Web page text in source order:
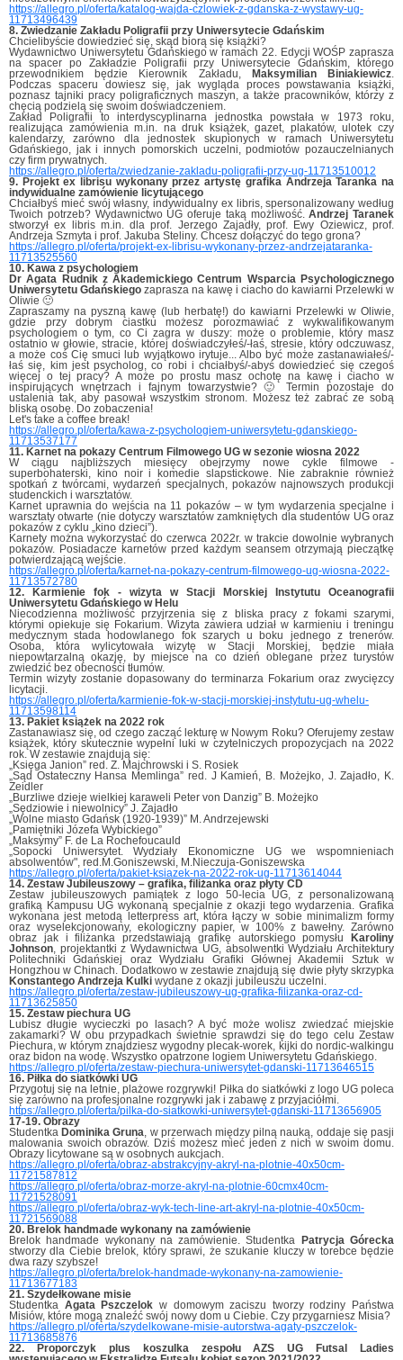
https://allegro.pl/oferta/katalog-wajda-czlowiek-z-gdanska-z-wystawy-ug-
11713496439
8. Zwiedzanie Zakładu Poligrafii przy Uniwersytecie Gdańskim
Chcielibyście dowiedzieć się, skąd biorą się książki?
Wydawnictwo Uniwersytetu Gdańskiego w ramach 22. Edycji WOŚP zaprasza
na spacer po Zakładzie Poligrafii przy Uniwersytecie Gdańskim, którego
przewodnikiem będzie Kierownik Zakładu,
Maksymilian Biniakiewicz.
Podczas spaceru dowiesz się, jak wygląda proces powstawania książki,
poznasz tajniki pracy poligraficznych maszyn, a także pracowników, którzy z
chęcią podzielą się swoim doświadczeniem.
Zakład Poligrafii to interdyscyplinarna jednostka powstała w 1973 roku,
realizująca zamówienia m.in. na druk książek, gazet, plakatów, ulotek czy
kalendarzy, zarówno dla jednostek skupionych w ramach Uniwersytetu
Gdańskiego, jak i innych pomorskich uczelni, podmiotów pozauczelnianych
czy firm prywatnych.
https://allegro.pl/oferta/zwiedzanie-zakladu-poligrafii-przy-ug-11713510012
9. Projekt ex librisu wykonany przez artystę grafika Andrzeja Taranka na
indywidualne zamówienie licytującego
Chciałbyś mieć swój własny, indywidualny ex libris, spersonalizowany według
Twoich potrzeb? Wydawnictwo UG oferuje taką możliwość.Andrzej Taranek
stworzył ex libris m.in. dla prof. Jerzego Zajadły, prof. Ewy Oziewicz, prof.
Andrzeja Szmyta i prof. Jakuba Steliny. Chcesz dołączyć do tego grona?
https://allegro.pl/oferta/projekt-ex-librisu-wykonany-przez-andrzejataranka-
11713525560
10. Kawa z psychologiem
Dr Agata Rudnik z Akademickiego Centrum Wsparcia Psychologicznego
Uniwersytetu Gdańskiego zaprasza na kawę i ciacho do kawiarni Przelewki w
Oliwie 🙂
Zapraszamy na pyszną kawę (lub herbatę!) do kawiarni Przelewki w Oliwie,
gdzie przy dobrym ciastku możesz porozmawiać z wykwalifikowanym
psychologiem o tym, co Ci zagra w duszy: może o problemie, który masz
ostatnio w głowie, stracie, której doświadczyłeś/-łaś, stresie, który odczuwasz,
a może coś Cię smuci lub wyjątkowo irytuje... Albo być może zastanawiałeś/-
łaś się, kim jest psycholog, co robi i chciałbyś/-abyś dowiedzieć się czegoś
więcej o tej pracy? A może po prostu masz ochotę na kawę i ciacho w
inspirujących wnętrzach i fajnym towarzystwie? 🙂 Termin pozostaje do
ustalenia tak, aby pasował wszystkim stronom. Możesz też zabrać ze sobą
bliską osobę. Do zobaczenia!
Let's take a coffee break!
https://allegro.pl/oferta/kawa-z-psychologiem-uniwersytetu-gdanskiego-
11713537177
11. Karnet na pokazy Centrum Filmowego UG w sezonie wiosna 2022
W ciągu najbliższych miesięcy obejrzymy nowe cykle filmowe -
superbohaterski, kino noir i komedie slapstickowe. Nie zabraknie również
spotkań z twórcami, wydarzeń specjalnych, pokazów najnowszych produkcji
studenckich i warsztatów.
Karnet uprawnia do wejścia na 11 pokazów – w tym wydarzenia specjalne i
warsztaty otwarte (nie dotyczy warsztatów zamkniętych dla studentów UG oraz
pokazów z cyklu „kino dzieci”).
Karnety można wykorzystać do czerwca 2022r. w trakcie dowolnie wybranych
pokazów. Posiadacze karnetów przed każdym seansem otrzymają pieczątkę
potwierdzającą wejście.
https://allegro.pl/oferta/karnet-na-pokazy-centrum-filmowego-ug-wiosna-2022-
11713572780
12. Karmienie fok - wizyta w Stacji Morskiej Instytutu Oceanografii
Uniwersytetu Gdańskiego w Helu
Niecodzienna możliwość przyjrzenia się z bliska pracy z fokami szarymi,
którymi opiekuje się Fokarium. Wizyta zawiera udział w karmieniu i treningu
medycznym stada hodowlanego fok szarych u boku jednego z trenerów.
Osoba, która wylicytowała wizytę w Stacji Morskiej, będzie miała
niepowtarzalną okazję, by miejsce na co dzień oblegane przez turystów
zwiedzić bez obecności tłumów.
Termin wizyty zostanie dopasowany do terminarza Fokarium oraz zwycięzcy
licytacji.
https://allegro.pl/oferta/karmienie-fok-w-stacji-morskiej-instytutu-ug-whelu-
11713598114
13. Pakiet książek na 2022 rok
Zastanawiasz się, od czego zacząć lekturę w Nowym Roku? Oferujemy zestaw
książek, który skutecznie wypełni luki w czytelniczych propozycjach na 2022
rok. W zestawie znajdują się:
„Księga Janion” red. Z. Majchrowski i S. Rosiek
„Sąd Ostateczny Hansa Memlinga” red. J Kamień, B. Możejko, J. Zajadło, K.
Zeidler
„Burzliwe dzieje wielkiej karaweli Peter von Danzig” B. Możejko
„Sędziowie i niewolnicy” J. Zajadło
„Wolne miasto Gdańsk (1920-1939)” M. Andrzejewski
„Pamiętniki Józefa Wybickiego”
„Maksymy” F. de La Rochefoucauld
„Sopocki Uniwersytet. Wydziały Ekonomiczne UG we wspomnieniach
absolwentów", red.M.Goniszewski, M.Nieczuja-Goniszewska
https://allegro.pl/oferta/pakiet-ksiazek-na-2022-rok-ug-11713614044
14. Zestaw Jubileuszowy – grafika, filiżanka oraz płyty CD
Zestaw jubileuszowych pamiątek z logo 50-lecia UG, z personalizowaną
grafiką Kampusu UG wykonaną specjalnie z okazji tego wydarzenia. Grafika
wykonana jest metodą letterpress art, która łączy w sobie minimalizm formy
oraz wyselekcjonowany, ekologiczny papier, w 100% z bawełny. Zarówno
obraz jak i filiżanka przedstawiają grafikę autorskiego pomysłu
Karoliny
Johnson, projektantki z Wydawnictwa UG, absolwentki Wydziału Architektury
Politechniki Gdańskiej oraz Wydziału Grafiki Głównej Akademii Sztuk w
Hongzhou w Chinach. Dodatkowo w zestawie znajdują się dwie płyty skrzypka
Konstantego Andrzeja Kulki wydane z okazji jubileuszu uczelni.
https://allegro.pl/oferta/zestaw-jubileuszowy-ug-grafika-filizanka-oraz-cd-
11713625850
15. Zestaw piechura UG
Lubisz długie wycieczki po lasach? A być może wolisz zwiedzać miejskie
zakamarki? W obu przypadkach świetnie sprawdzi się do tego celu Zestaw
Piechura, w którym znajdziesz wygodny plecak-worek, kijki do nordic-walkingu
oraz bidon na wodę. Wszystko opatrzone logiem Uniwersytetu Gdańskiego.
https://allegro.pl/oferta/zestaw-piechura-uniwersytet-gdanski-11713646515
16. Piłka do siatkówki UG
Przygotuj się na letnie, plażowe rozgrywki! Piłka do siatkówki z logo UG poleca
się zarówno na profesjonalne rozgrywki jak i zabawę z przyjaciółmi.
https://allegro.pl/oferta/pilka-do-siatkowki-uniwersytet-gdanski-11713656905
17-19. Obrazy
Studentka Dominika Gruna, w przerwach między pilną nauką, oddaje się pasji
malowania swoich obrazów. Dziś możesz mieć jeden z nich w swoim domu.
Obrazy licytowane są w osobnych aukcjach.
https://allegro.pl/oferta/obraz-abstrakcyjny-akryl-na-plotnie-40x50cm-
11721587812
https://allegro.pl/oferta/obraz-morze-akryl-na-plotnie-60cmx40cm-
11721528091
https://allegro.pl/oferta/obraz-wyk-tech-line-art-akryl-na-plotnie-40x50cm-
11721569088
20. Brelok handmade wykonany na zamówienie
Brelok handmade wykonany na zamówienie. Studentka
Patrycja Górecka
stworzy dla Ciebie brelok, który sprawi, że szukanie kluczy w torebce będzie
dwa razy szybsze!
https://allegro.pl/oferta/brelok-handmade-wykonany-na-zamowienie-
11713677183
21. Szydełkowane misie
Studentka Agata Pszczelok w domowym zaciszu tworzy rodziny Państwa
Misiów, które mogą znaleźć swój nowy dom u Ciebie. Czy przygarniesz Misia?
https://allegro.pl/oferta/szydelkowane-misie-autorstwa-agaty-pszczelok-
11713685876
22. Proporczyk plus koszulka zespołu AZS UG Futsal Ladies